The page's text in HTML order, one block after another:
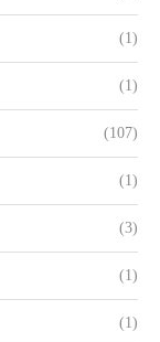
(1)
(1)
(107)
(1)
(3)
(1)
(1)